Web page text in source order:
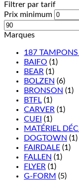
Filtrer par tarif
Prix minimum
Marques
187 TAMPONS
BAIFO (1)
BEAR (1)
BOLZEN (6)
BRONSON (1)
BTFL (1)
CARVER (1)
CUEI (1)
MATÉRIEL
DOGTOWN (1)
FAIRDALE (1)
FALLEN (1)
FLYER (1)
G-FORM (5)